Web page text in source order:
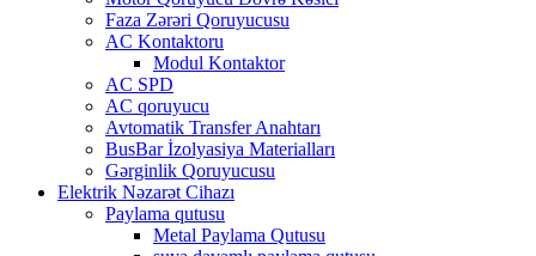
Faza Zərəri Qoruyucusu
AC Kontaktoru
Modul Kontaktor
AC SPD
AC qoruyucu
Avtomatik Transfer Anahtarı
BusBar İzolyasiya Materialları
Gərginlik Qoruyucusu
Elektrik Nəzarət Cihazı
Paylama qutusu
Metal Paylama Qutusu